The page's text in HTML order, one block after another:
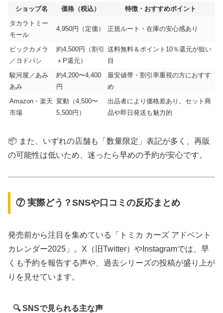
ショップ名 価格（税込）
特徴・おすすめポイント
タカラトミー
モール
4,950円（定価） 正規ルート・在庫の安心感あり
ビックカメラ
／ヨドバシ
約4,500円（割引
＋P還元）
送料無料＆ポイント10％還元が狙い
目
駿河屋／あみ
あみ
約4,200〜4,400
円
最安値帯・割引率重視の方におすす
め
Amazon・楽天
市場
変動（4,500〜
5,500円）
出品者により価格差あり。セット商
品や即日発送も魅力的
📦 また、いずれの店舗も「数量限定」表記が多く、再販
の可能性は低いため、迷ったら早めの予約が安心です。
⑦ 実際どう？SNSや口コミの反応まとめ
発売前から注目を集めている「トミカ カーズ アドベント
カレンダー2025」。X（旧Twitter）やInstagramでは、早
くも予約を報告する声や、過去シリーズの投稿が盛り上が
りを見せています。
🔍 SNSで見られる主な声